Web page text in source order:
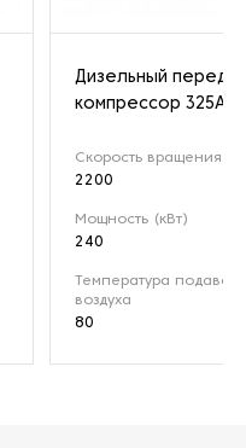
Дизельный
компрессор 325A
Скорость вращения
2200
Мощность (кВт)
240
Температура
воздуха
80